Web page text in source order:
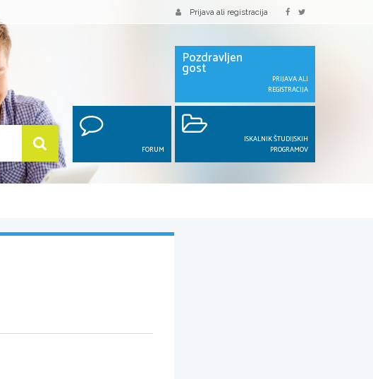
Prijava ali registracija
Pozdravljen
gost
PRIJAVA ALI
REGISTRACIJA
FORUM
ISKALNIK ŠTUDIJSKIH
PROGRAMOV